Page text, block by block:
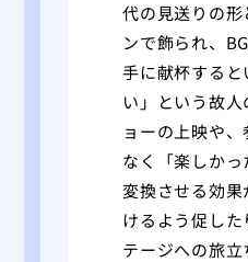
代の見送りの
ンで飾られ、
手に献杯する
い」という故
ョーの上映や
なく「楽しか
変換させる効
けるよう促し
テージへの旅